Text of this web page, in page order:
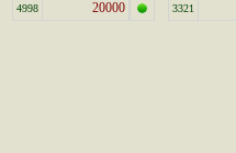
4998 20000 3321